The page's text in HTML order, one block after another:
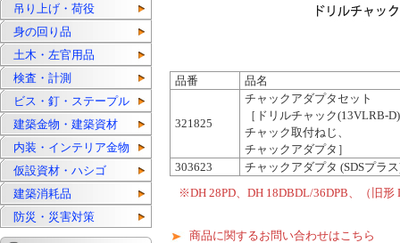
吊り上げ・荷役
身の回り品
土木・左官用品
検査・計測
ビス・釘・ステープル
建築金物・建築資材
内装・インテリア金物
仮設資材・ハシゴ
建築消耗品
防災・災害対策
品番 品名
321825
チャックアダプタセット
［ドリルチャック(13VLRB-
チャック取付ねじ、
チャックアダプタ］
303623
チャックアダプタ (SDSプラ
※DH 28PD、DH 18DBDL/36DPB、（旧
商品に関するお問い合わせはこちら